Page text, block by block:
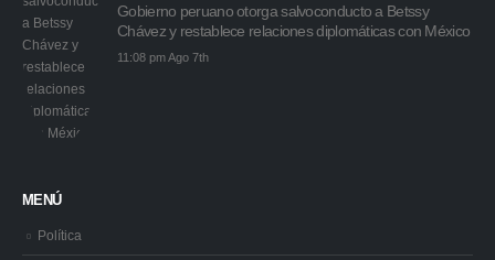
Gobierno peruano otorga salvoconducto a Betssy
Chávez y restablece relaciones diplomáticas con México
11:08 pm Ago 7th
MENÚ
Política